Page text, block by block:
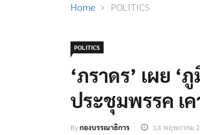
Home POLITICS
POLITICS
‘ภราดร’ เผย
ประชุมพรรค เ
Byกองบรรณาธิการ 14 พฤษภาคม